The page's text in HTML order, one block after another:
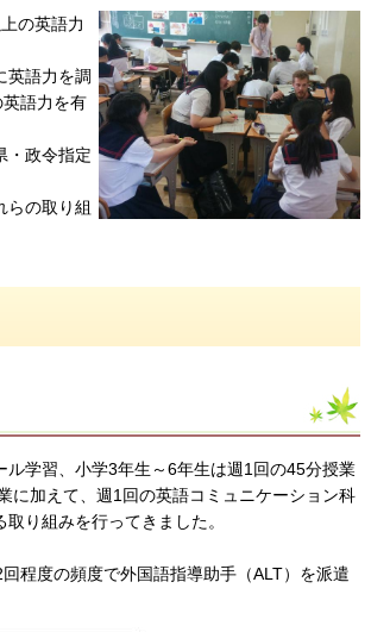
の英語力
英語力を調
語力を有
・政令指定
らの取り組
学習、小学3年生～6年生は週1回の45分授業
に加えて、週1回の英語コミュニケーション科
り組みを行ってきました。
程度の頻度で外国語指導助手（ALT）を派遣